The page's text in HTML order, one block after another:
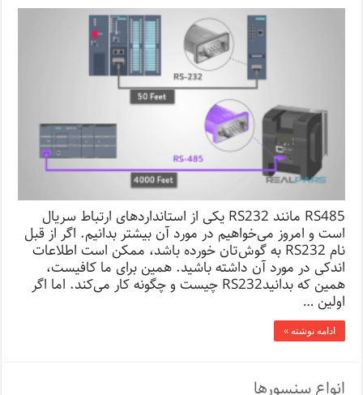
RS485 مانند RS232 یکی از استانداردهای ارتباط سریال
است و امروز می‌خواهیم در مورد آن بیشتر بدانیم. اگر از قبل
نام RS232 به گوش‌تان خورده باشد، ممکن است اطلاعات
اندکی در مورد آن داشته باشید. همین برای ما کافیست،
همین که بدانیدRS232 چیست و چگونه کار می‌کند. اما اگر
اولین …
ادامه نوشته »
انواع سنسورها